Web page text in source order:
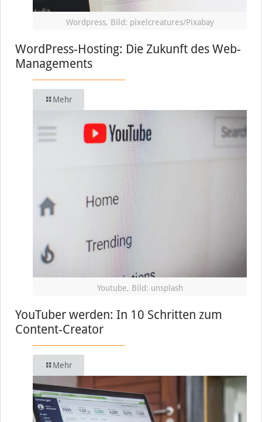
Wordpress, Bild: pixelcreatures/Pixabay
WordPress-Hosting: Die Zukunft des Web-
Managements
Mehr
Youtube, Bild: unsplash
YouTuber werden: In 10 Schritten zum
Content-Creator
Mehr